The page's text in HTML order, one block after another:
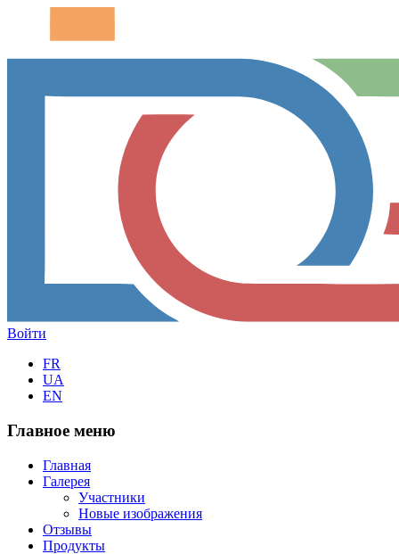
Войти
FR
UA
EN
Главное меню
Главная
Галерея
Участники
Новые изображения
Отзывы
Продукты